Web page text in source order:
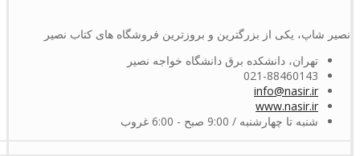
نصیر شاپ، یکی از بزرگترین و بروزترین فروشگاه های کتاب نصیر
تهران، دانشکده برق دانشگاه خواجه نصیر
021-88460143
info@nasir.ir
www.nasir.ir
شنبه تا چهارشنبه / 9:00 صبح - 6:00 غروب